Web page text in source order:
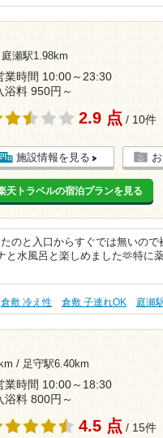
庭瀬駅1.98km
業時間 10:00～23:30
浴料 950円～
2.9 点 / 10件
施設情報を見る
天トラベルの宿泊プランを見る
のと入口からすぐでは無いの
と水風呂と楽しめました🫶特に
倉敷 冷え性 倉敷 子連れOK 庭瀬
/ 足守駅6.40km
業時間 10:00～18:30
浴料 800円～
4.5 点 / 15件